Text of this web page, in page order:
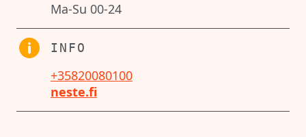
Ma-Su 00-24
INFO
+35820080100
neste.fi